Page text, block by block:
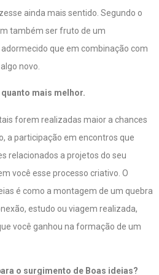
ainda mais sentido. Segundo o
também ser fruto de um
que em combinação com
novo.
mais melhor.
forem realizadas maior a chances
a participação em encontros que
relacionados a projetos do seu
você esse processo criativo. O
é como a montagem de um quebra
estudo ou viagem realizada,
você ganhou na formação de um
o surgimento de Boas ideias?